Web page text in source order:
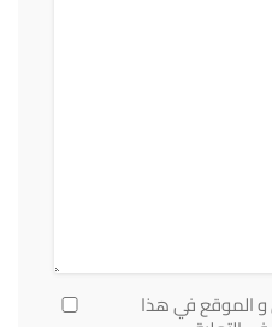
و الموقع في هذا